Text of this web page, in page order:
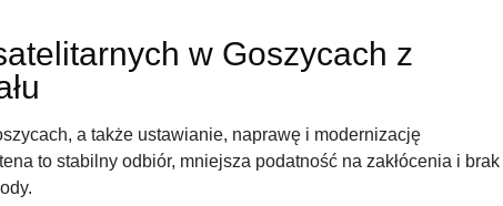
w Goszycach z
a także ustawianie, naprawę i modernizację
to stabilny odbiór, mniejsza podatność na zakłócenia i brak